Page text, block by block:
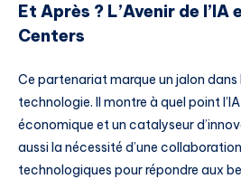
Et Après ? L’Avenir de l’IA
Centers
Ce partenariat marque un jalon dans
technologie. Il montre à quel point
économique et un catalyseur
aussi la nécessité d’une
technologiques pour répondre aux